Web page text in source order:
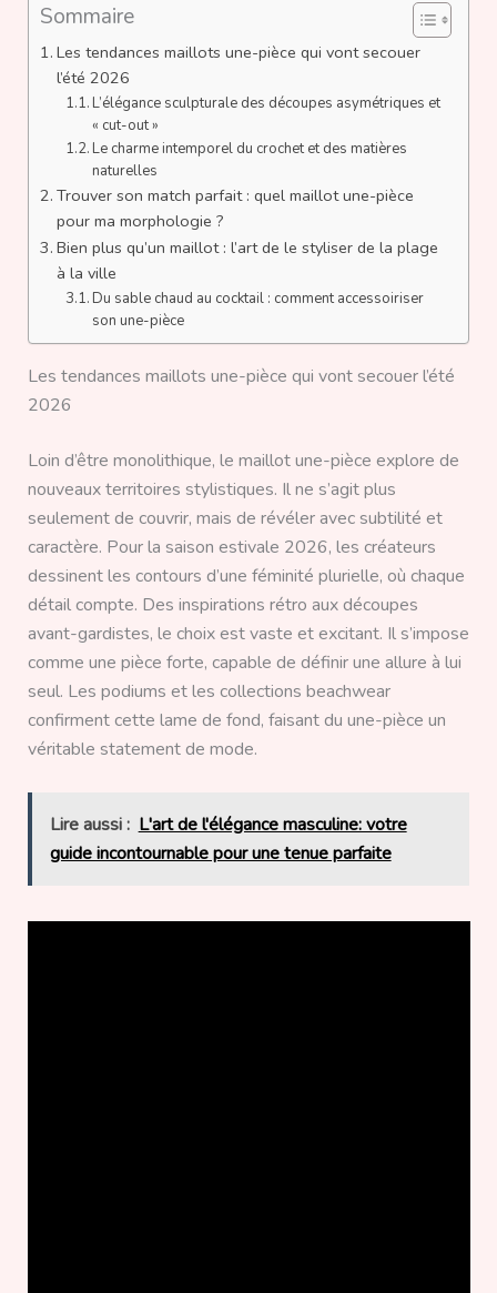
Sommaire
Les tendances maillots une-pièce qui vont secouer
l’été 2026
L’élégance sculpturale des découpes asymétriques et
« cut-out »
Le charme intemporel du crochet et des matières
naturelles
Trouver son match parfait : quel maillot une-pièce
pour ma morphologie ?
Bien plus qu’un maillot : l’art de le styliser de la plage
à la ville
Du sable chaud au cocktail : comment accessoiriser
son une-pièce
Les tendances maillots une-pièce qui vont secouer l’été
2026
Loin d’être monolithique, le maillot une-pièce explore de
nouveaux territoires stylistiques. Il ne s’agit plus
seulement de couvrir, mais de révéler avec subtilité et
caractère. Pour la saison estivale 2026, les créateurs
dessinent les contours d’une féminité plurielle, où chaque
détail compte. Des inspirations rétro aux découpes
avant-gardistes, le choix est vaste et excitant. Il s’impose
comme une pièce forte, capable de définir une allure à lui
seul. Les podiums et les collections beachwear
confirment cette lame de fond, faisant du une-pièce un
véritable statement de mode.
Lire aussi : L'art de l'élégance masculine: votre
guide incontournable pour une tenue parfaite